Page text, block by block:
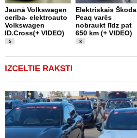
Jaunā Volkswagen
cerība- elektroauto
Volkswagen
ID.Cross(+ VIDEO)
5
Elektriskais Škoda
Peaq varēs
nobraukt līdz pat
650 km (+ VIDEO)
8
IZCELTIE RAKSTI